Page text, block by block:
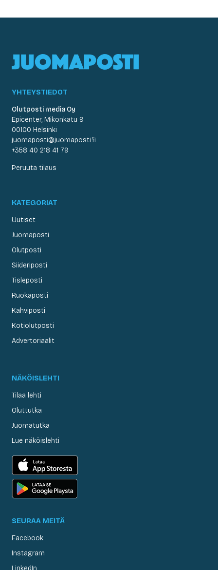
YHTEYSTIEDOT
Olutposti media Oy
Epicenter, Mikonkatu 9
00100 Helsinki
juomaposti@juomaposti.fi
+358 40 218 41 79
Peruuta tilaus
KATEGORIAT
Uutiset
Juomaposti
Olutposti
Siideriposti
Tisleposti
Ruokaposti
Kahviposti
Kotiolutposti
Advertoriaalit
NÄKÖISLEHTI
Tilaa lehti
Oluttutka
Juomatutka
Lue näköislehti
SEURAA MEITÄ
Facebook
Instagram
LinkedIn